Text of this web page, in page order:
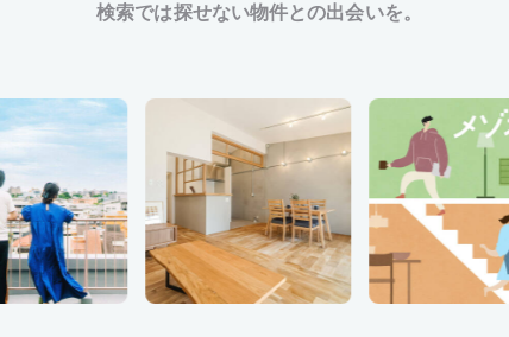
検索では探せない物件との出会いを。